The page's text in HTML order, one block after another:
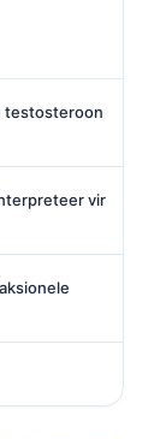
testosteroon
vir